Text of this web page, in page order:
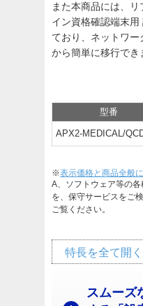
また本商品には、
イン資格確認端末
ており、ネットワ
から簡単に移行でき
型番
APX2-MEDICAL/
※表示価格と商品全般
A、ソフトウェア等の
を、保守サービスをご
ご覧ください。
特長を全て開く
スムーズ